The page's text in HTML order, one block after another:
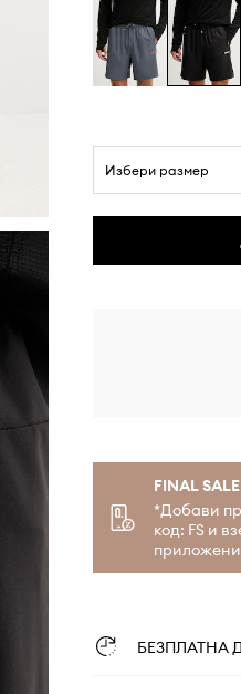
Избери размер
FINAL SALE
*Добави
код: FS и
БЕЗПЛАТНА